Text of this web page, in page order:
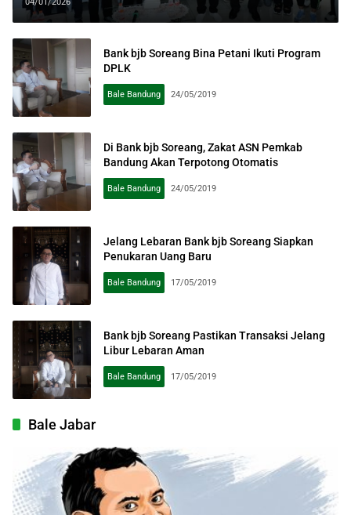
Bank bjb Soreang Bina Petani Ikuti Program
DPLK
Bale Bandung 24/05/2019
Di Bank bjb Soreang, Zakat ASN Pemkab
Bandung Akan Terpotong Otomatis
Bale Bandung 24/05/2019
Jelang Lebaran Bank bjb Soreang Siapkan
Penukaran Uang Baru
Bale Bandung 17/05/2019
Bank bjb Soreang Pastikan Transaksi Jelang
Libur Lebaran Aman
Bale Bandung 17/05/2019
Bale Jabar